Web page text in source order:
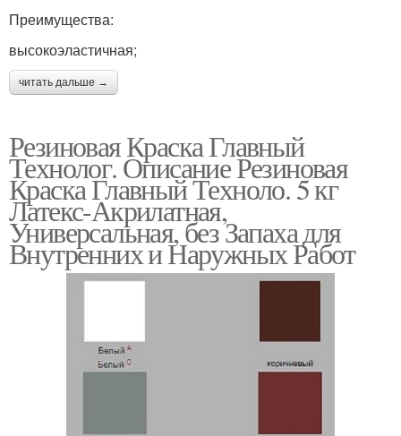
Преимущества:
высокоэластичная;
читать дальше →
Резиновая Краска Главный
Технолог. Описание Резиновая
Краска Главный Техноло. 5 кг
Латекс-Акрилатная,
Универсальная, без Запаха для
Внутренних и Наружных Работ